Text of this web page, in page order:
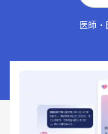
医師・